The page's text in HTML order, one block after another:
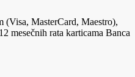
(Visa, MasterCard, Maestro),
mesečnih rata karticama Banca